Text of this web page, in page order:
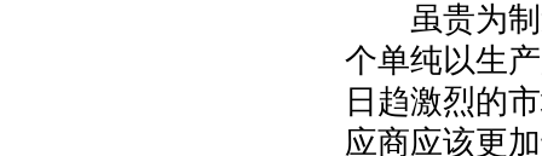
虽贵为制
个单纯以生
日趋激烈的
应商应该更